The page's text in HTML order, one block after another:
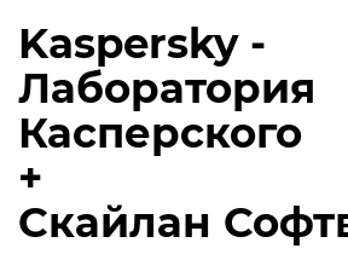
Kaspersky -
Лаборатория
Касперского
+
Скайлан